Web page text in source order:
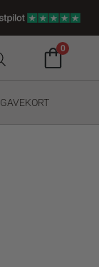
0
GAVEKORT